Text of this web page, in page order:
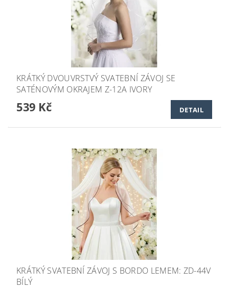
KRÁTKÝ DVOUVRSTVÝ SVATEBNÍ ZÁVOJ SE
SATÉNOVÝM OKRAJEM Z-12A IVORY
539 Kč DETAIL
KRÁTKÝ SVATEBNÍ ZÁVOJ S BORDO LEMEM: ZD-44V
BÍLÝ